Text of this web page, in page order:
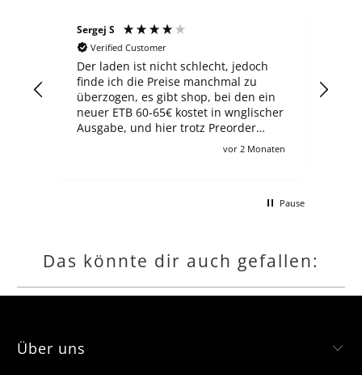
Sergej S
Verified Customer
Der laden ist nicht schlecht, jedoch
finde ich die Preise manchmal zu
überzogen, es gibt shop, bei den ein
neuer ETB 60-65€ kostet in wnglischer
Ausgabe, und hier trotz Preorder
vor 2 Monaten
Pause
Das könnte dir auch gefallen:
Über uns